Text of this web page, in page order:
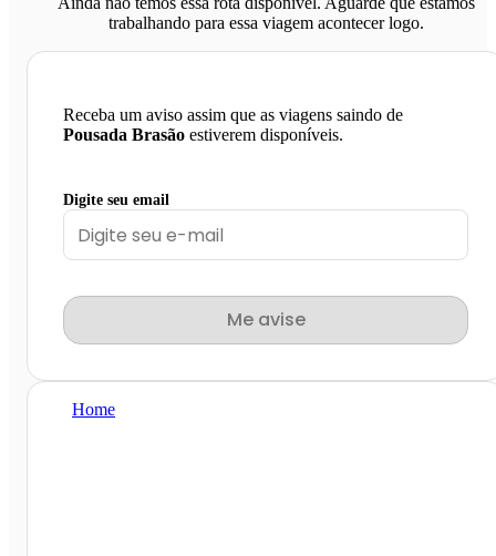
trabalhando para essa viagem acontecer logo.
Receba um aviso assim que as viagens saindo de
Pousada Brasão estiverem disponíveis.
Digite seu email
Me avise
Home